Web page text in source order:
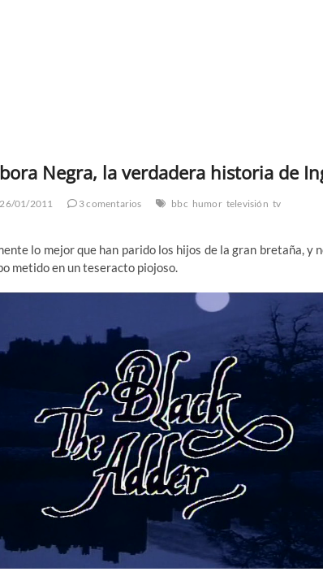
Negra, la verdadera historia de
26/01/2011 3 comentarios bbc humor televisión tv
lo mejor que han parido los hijos de la gran bretaña, y
metido en un teseracto piojoso.